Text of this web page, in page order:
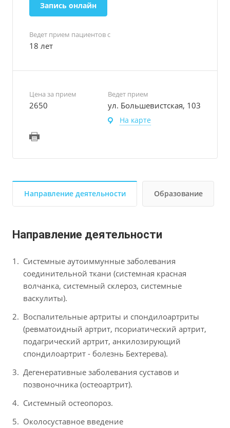
Запись онлайн
Ведет прием пациентов с
18 лет
Цена за прием
2650
Ведет прием
ул. Большевистская, 103
На карте
Направление деятельности Образование
Направление деятельности
Системные аутоиммунные заболевания
соединительной ткани (системная красная
волчанка, системный склероз, системные
васкулиты).
Воспалительные артриты и спондилоартриты
(ревматоидный артрит, псориатический артрит,
подагрический артрит, анкилозирующий
спондилоартрит - болезнь Бехтерева).
Дегенеративные заболевания суставов и
позвоночника (остеоартрит).
Системный остеопороз.
Околосуставное введение